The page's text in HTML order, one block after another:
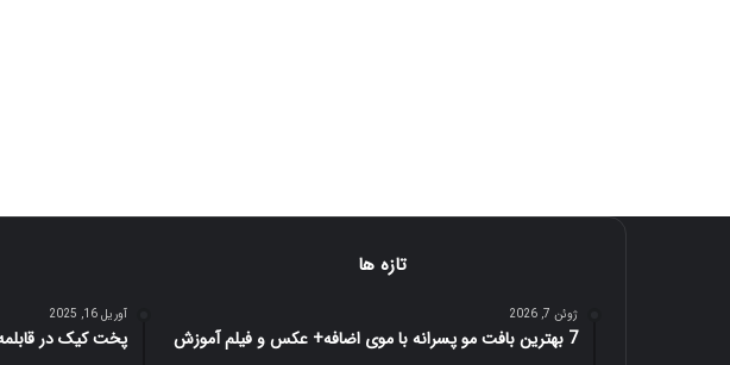
تازه ها
ژوئن 7, 2026
7 بهترین بافت مو پسرانه با موی اضافه+ عکس و فیلم آموزش
آوریل 16, 2025
پخت کیک در